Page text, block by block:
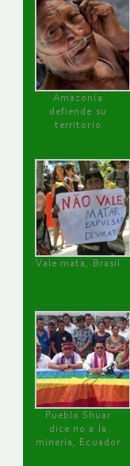
Amazonía
defiende su
territorio
Vale mata, Brasil
Pueblo Shuar
dice no a la
minería, Ecuador